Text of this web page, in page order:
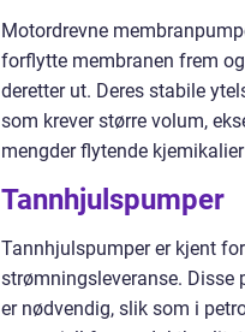
Motordrevne
forflytte membranen frem
deretter ut. Deres stabile
som krever større volum,
mengder flytende
Tannhjulspumper
Tannhjulspumper er kjent
strømningsleveranse.
er nødvendig, slik som i